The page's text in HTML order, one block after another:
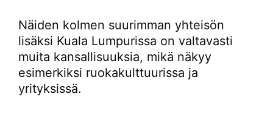
Näiden kolmen suurimman yhteisön
lisäksi Kuala Lumpurissa on valtavasti
muita kansallisuuksia, mikä näkyy
esimerkiksi ruokakulttuurissa ja
yrityksissä.